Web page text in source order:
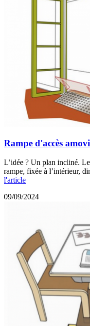
Rampe d'accès
L’idée ? Un plan incliné.
rampe, fixée à l’intérieur,
l'article
09/09/2024